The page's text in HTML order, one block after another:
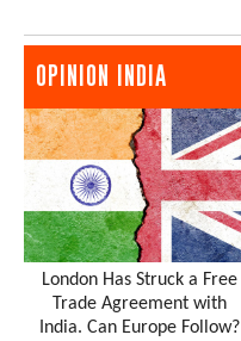
OPINION INDIA
London Has Struck a Free
Trade Agreement with
India. Can Europe Follow?